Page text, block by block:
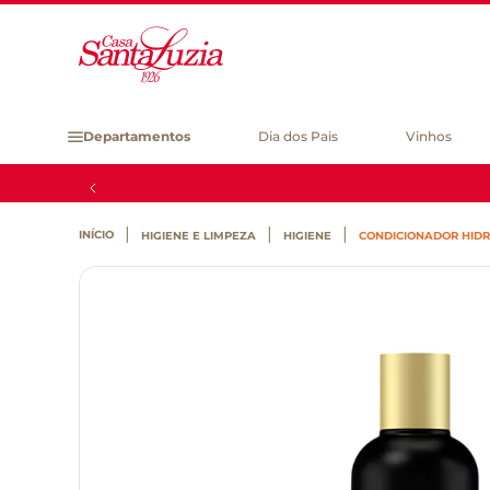
Departamentos Dia dos Pais Vinhos
HIGIENE E LIMPEZA HIGIENE CONDICIONADOR